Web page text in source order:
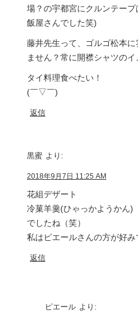
場？の宇都宮にクルンテー
飯屋さんでした笑)
藤井先生って、ゴルゴ松本
ません？常に開襟シャツの
タイ料理食べたい！
(￣▽￣)ゞ
返信
黒蜜 より:
2018年9月7日 11:25 AM
花組デザート
冷菓羊羹(ひゃっかようかん)
でしたね（笑）
私はピエールさんの方が好み
返信
ピエール より: